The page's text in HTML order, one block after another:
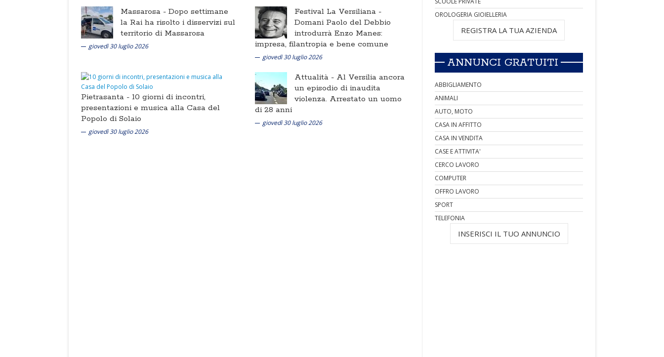
Massarosa - Dopo settimane
la Rai ha risolto i disservizi sul
territorio di Massarosa
giovedì 30 luglio 2026
Festival La Versiliana -
Domani Paolo del Debbio
introdurrà Enzo Manes:
impresa, filantropia e bene comune
giovedì 30 luglio 2026
Pietrasanta - 10 giorni di incontri,
presentazioni e musica alla Casa del
Popolo di Solaio
giovedì 30 luglio 2026
Attualità - Al Versilia ancora
un episodio di inaudita
violenza. Arrestato un uomo
di 28 anni
giovedì 30 luglio 2026
OROLOGERIA GIOIELLERIA
REGISTRA LA TUA AZIENDA
ANNUNCI GRATUITI
ABBIGLIAMENTO
ANIMALI
AUTO, MOTO
CASA IN AFFITTO
CASA IN VENDITA
CASE E ATTIVITA'
CERCO LAVORO
COMPUTER
OFFRO LAVORO
SPORT
TELEFONIA
INSERISCI IL TUO ANNUNCIO